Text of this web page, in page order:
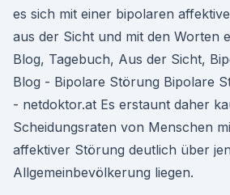
es sich mit einer bipolaren
aus der Sicht und mit den Worten
Blog, Tagebuch, Aus der Sicht,
Blog - Bipolare Störung Bipolare
- netdoktor.at Es erstaunt daher
Scheidungsraten von Menschen
affektiver Störung deutlich über
Allgemeinbevölkerung liegen.